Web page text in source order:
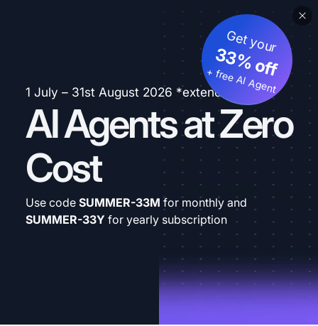
1 July – 31st August 2026 *extended
AI Agents at Zero
Cost
Get your
33% off
+ free AI Agent
Use code SUMMER-33M for monthly and
SUMMER-33Y for yearly subscription